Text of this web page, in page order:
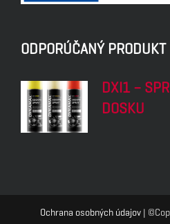
ODPORÚČANÝ PRODUKT
DXI1 –
DOSKU
Ochrana osobných údajov|